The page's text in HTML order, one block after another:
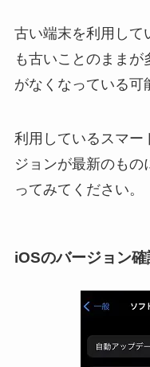
古い端末を利用して
も古いことのまま
がなくなっている可
利用しているスマー
ジョンが最新のも
ってみてください。
iOSのバージョン